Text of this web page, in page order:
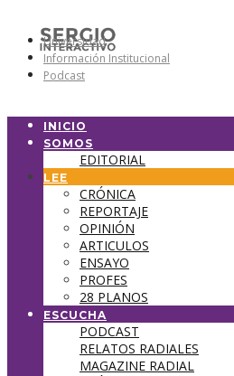
Universidad
Información Institucional
Podcast
INICIO
SOMOS
EDITORIAL
LEE
CRÓNICA
REPORTAJE
OPINIÓN
ARTICULOS
ENSAYO
PROFES
28 PLANOS
ESCUCHA
PODCAST
RELATOS RADIALES
MAGAZINE RADIAL